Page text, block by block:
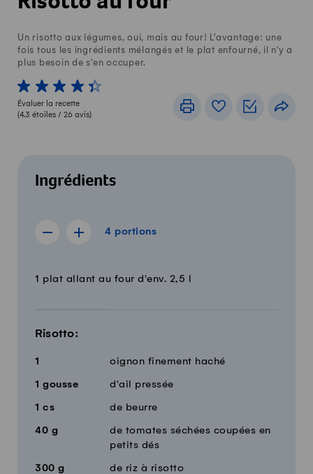
Un risotto aux légumes, oui, mais au four! L'avantage: une
fois tous les ingrédients mélangés et le plat enfourné, il n'y a
plus besoin de s'en occuper.
1 von 5 étoiles
2 von 5 étoiles
3 von 5 étoiles
4 von 5 étoiles
5 von 5 étoiles
Évaluer la recette
(4.3 étoiles / 26 avis)
ImprimerLivre de recettes
Listes de
Ingrédients
4 portions
Afficher la recette de 3 portions
Afficher la recette de 5 portions
4 portions
QuantitéIngrédients
1 plat allant au four d'env. 2,5 l
Risotto:
1 oignon finement haché
1 gousse d'ail pressée
1 cs de beurre
40 g
de tomates séchées coupées en
petits dés
300 g de riz à risotto